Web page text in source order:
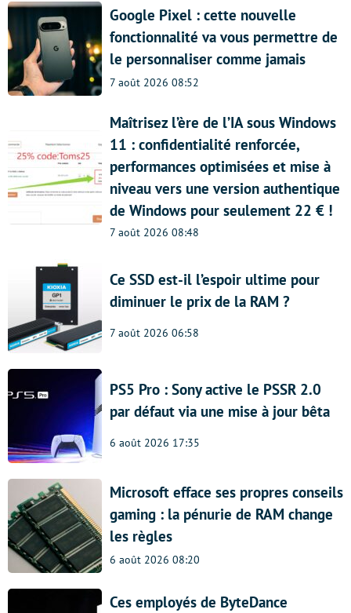
Google Pixel : cette nouvelle
fonctionnalité va vous permettre de
le personnaliser comme jamais
7 août 2026 08:52
Maîtrisez l’ère de l’IA sous Windows
11 : confidentialité renforcée,
performances optimisées et mise à
niveau vers une version authentique
de Windows pour seulement 22 € !
7 août 2026 08:48
Ce SSD est-il l’espoir ultime pour
diminuer le prix de la RAM ?
7 août 2026 06:58
PS5 Pro : Sony active le PSSR 2.0
par défaut via une mise à jour bêta
6 août 2026 17:35
Microsoft efface ses propres conseils
gaming : la pénurie de RAM change
les règles
6 août 2026 08:20
Ces employés de ByteDance